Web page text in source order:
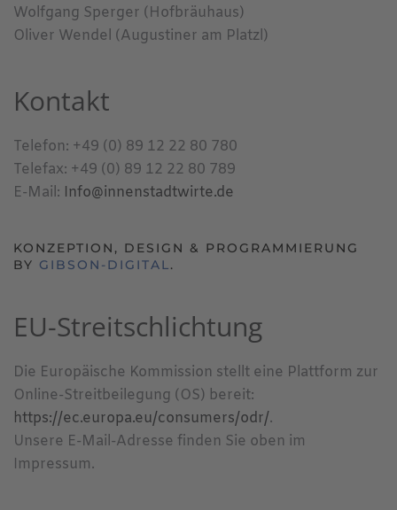
Wolfgang Sperger (Hofbräuhaus)
Oliver Wendel (Augustiner am Platzl)
Kontakt
Telefon: +49 (0) 89 12 22 80 780
Telefax: +49 (0) 89 12 22 80 789
E-Mail: Info@innenstadtwirte.de
KONZEPTION, DESIGN & PROGRAMMIERUNG
BY GIBSON-DIGITAL.
EU-Streitschlichtung
Die Europäische Kommission stellt eine Plattform zur
Online-Streitbeilegung (OS) bereit:
https://ec.europa.eu/consumers/odr/.
Unsere E-Mail-Adresse finden Sie oben im
Impressum.